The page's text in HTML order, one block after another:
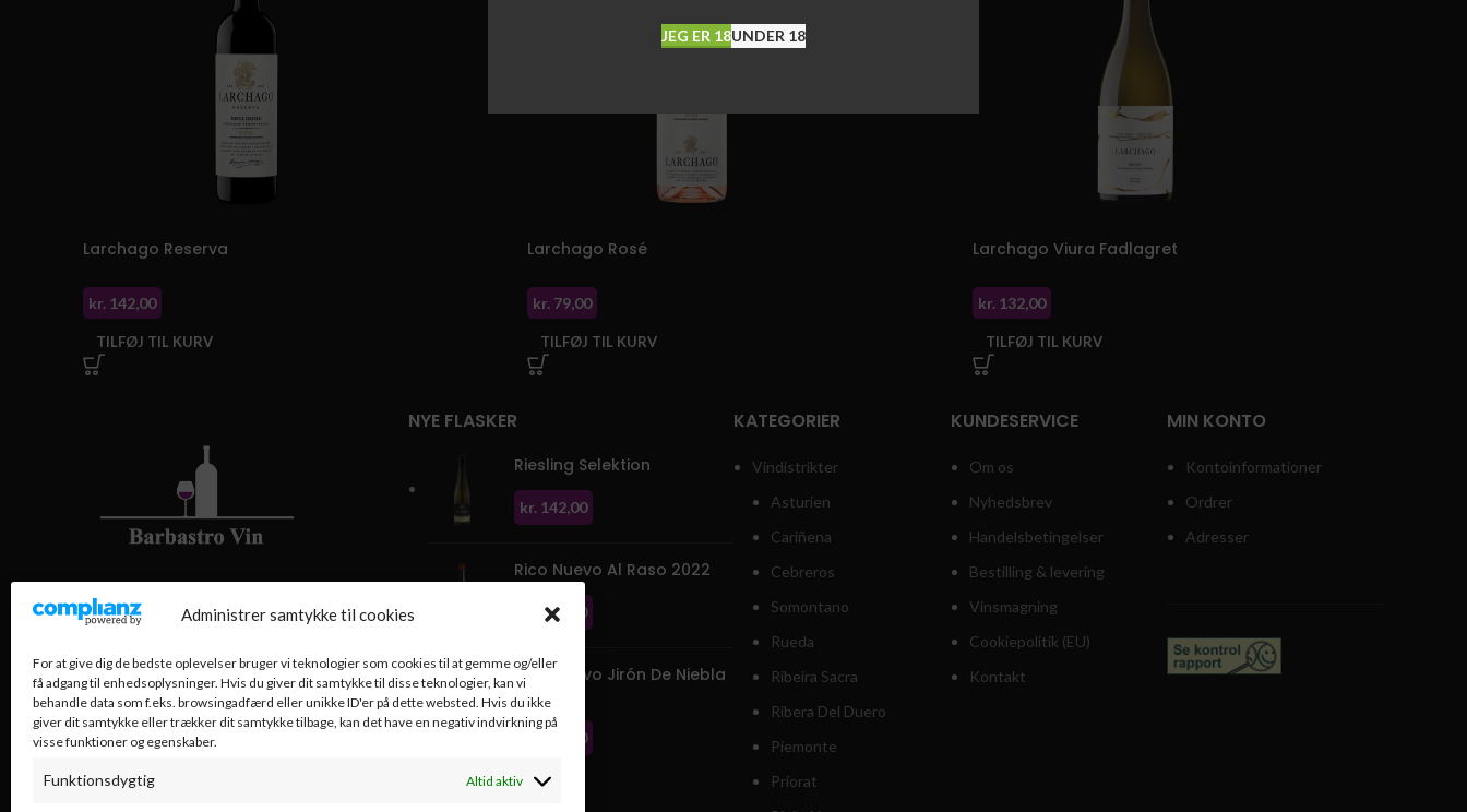
JEG ER 18UNDER 18
Administrer samtykke til cookies
For at give dig de bedste oplevelser bruger vi teknologier som cookies til at gemme og/eller
få adgang til enhedsoplysninger. Hvis du giver dit samtykke til disse teknologier, kan vi
behandle data som f.eks. browsingadfærd eller unikke ID'er på dette websted. Hvis du ikke
giver dit samtykke eller trækker dit samtykke tilbage, kan det have en negativ indvirkning på
visse funktioner og egenskaber.
Funktionsdygtig Altid aktiv
Larchago Reserva
kr. 142,00
TILFØJ TIL KURV
Larchago Rosé
kr. 79,00
TILFØJ TIL KURV
Larchago Viura Fadlagret
kr.132,00
TILFØJ TIL KURV
Kongens Lyngby
Telefon: 29257173 (Morten)
Telefon: 26210365 (Berit)
CVR-nr.: 4071 7684
NYE FLASKER
Riesling Selektion
kr. 142,00
Rico Nuevo Al Raso 2022
292,00
Rico Nuevo Jirón De Niebla
2021
292,00
KATEGORIER
Vindistrikter
Asturien
Cariñena
Cebreros
Somontano
Rueda
Ribeira Sacra
Ribera Del Duero
Piemonte
Priorat
KUNDESERVICE
Om os
Nyhedsbrev
Handelsbetingelser
Bestilling & levering
Vinsmagning
Cookiepolitik (EU)
Kontakt
MIN KONTO
Kontoinformationer
Ordrer
Adresser